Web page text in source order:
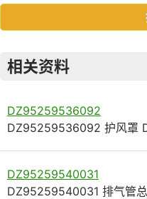
相关资料
DZ95259536092
DZ95259536092 护风罩
DZ95259540031
DZ95259540031 排气管总